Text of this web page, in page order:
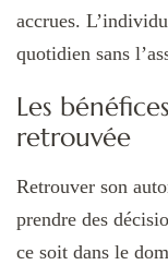
accrues.
quotidien sans
Les
retrouvée
Retrouver son
prendre des
ce soit dans le